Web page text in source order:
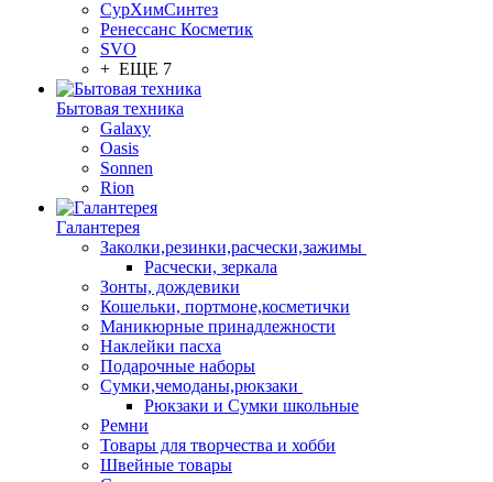
СурХимСинтез
Ренессанс Косметик
SVO
+ ЕЩЕ 7
Бытовая техника
Galaxy
Oasis
Sonnen
Rion
Галантерея
Заколки,резинки,расчески,зажимы
Расчески, зеркала
Зонты, дождевики
Кошельки, портмоне,косметички
Маникюрные принадлежности
Наклейки пасха
Подарочные наборы
Сумки,чемоданы,рюкзаки
Рюкзаки и Сумки школьные
Ремни
Товары для творчества и хобби
Швейные товары